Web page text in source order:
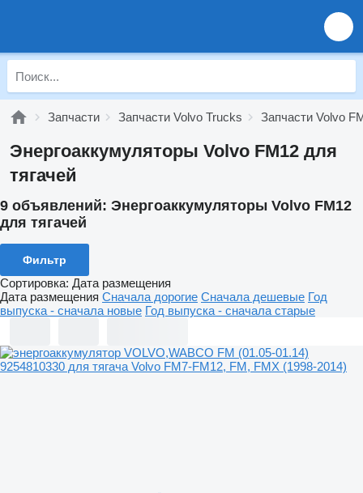
Запчасти Запчасти Volvo Trucks Запчасти Volvo
Энергоаккумуляторы Volvo FM12 для
тягачей
9 объявлений: Энергоаккумуляторы Volvo FM12
для тягачей
Фильтр
Сортировка: Дата размещения
Дата размещения Сначала дорогие Сначала дешевые Год
выпуска - сначала новые Год выпуска - сначала старые